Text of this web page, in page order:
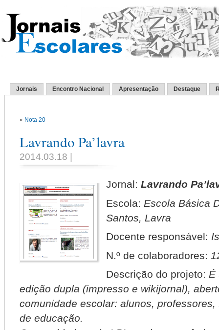
Jornais Encontro Nacional Apresentação Destaque
« Nota 20
Lavrando Pa’lavra
2014.03.18 |
Jornal: Lavrando
Escola: Escola Básica
Santos, Lavra
Docente responsável:
N.º de colaboradores:
Descrição do projeto: É
edição dupla (impresso e wikijornal),
comunidade escolar: alunos,
de educação.